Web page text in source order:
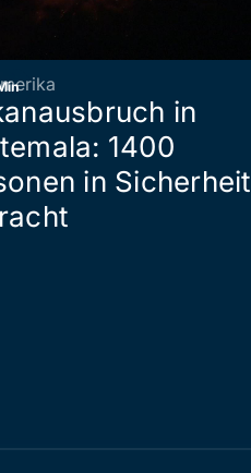
in
1400
in Sicherheit